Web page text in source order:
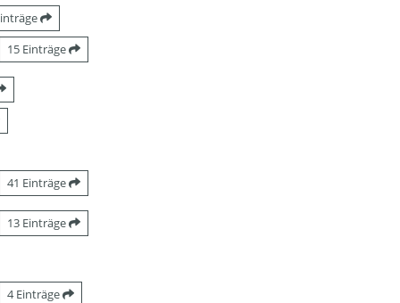
15 Einträge
41 Einträge
13 Einträge
4 Einträge